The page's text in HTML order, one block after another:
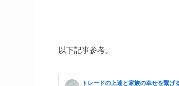
以下記事参考。